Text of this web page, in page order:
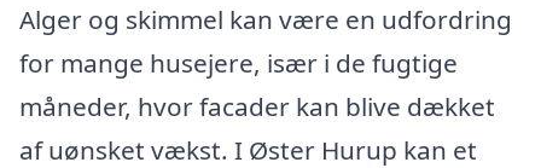
Alger og skimmel kan være en udfordring
for mange husejere, især i de fugtige
måneder, hvor facader kan blive dækket
af uønsket vækst. I Øster Hurup kan et